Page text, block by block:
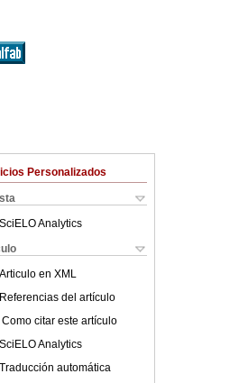
Personalizados
SciELO Analytics
Articulo en XML
Referencias del artículo
Como citar este artículo
SciELO Analytics
Traducción automática